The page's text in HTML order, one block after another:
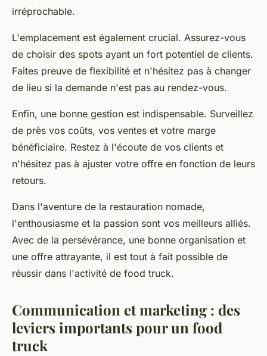
irréprochable.
L'emplacement est également crucial. Assurez-vous
de choisir des spots ayant un fort potentiel de clients.
Faites preuve de flexibilité et n'hésitez pas à changer
de lieu si la demande n'est pas au rendez-vous.
Enfin, une bonne gestion est indispensable. Surveillez
de près vos coûts, vos ventes et votre marge
bénéficiaire. Restez à l'écoute de vos clients et
n'hésitez pas à ajuster votre offre en fonction de leurs
retours.
Dans l'aventure de la restauration nomade,
l'enthousiasme et la passion sont vos meilleurs alliés.
Avec de la persévérance, une bonne organisation et
une offre attrayante, il est tout à fait possible de
réussir dans l'activité de food truck.
Communication et marketing : des
leviers importants pour un food
truck